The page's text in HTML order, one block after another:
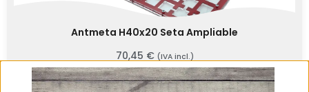
Antmeta H40x20 Seta Ampliable
70,45 € (IVA incl.)
See product